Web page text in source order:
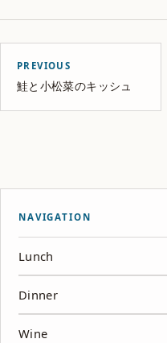
PREVIOUS
鮭と小松菜のキッシュ
NAVIGATION
Lunch
Dinner
Wine